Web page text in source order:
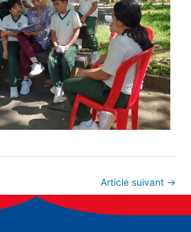
Article suivant →